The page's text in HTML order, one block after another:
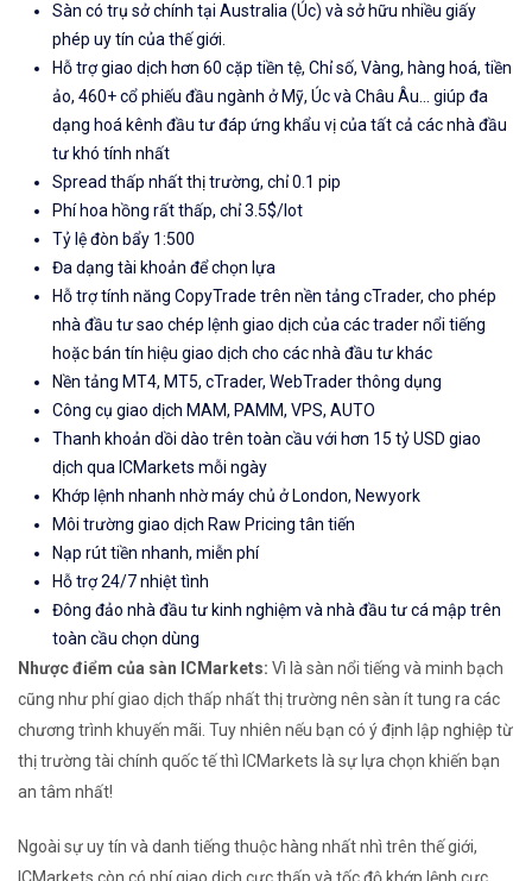
Sàn có trụ sở chính tại Australia (Úc) và sở hữu nhiều giấy
phép uy tín của thế giới.
Hỗ trợ giao dịch hơn 60 cặp tiền tệ, Chỉ số, Vàng, hàng hoá, tiền
ảo, 460+ cổ phiếu đầu ngành ở Mỹ, Úc và Châu Âu... giúp đa
dạng hoá kênh đầu tư đáp ứng khẩu vị của tất cả các nhà đầu
tư khó tính nhất
Spread thấp nhất thị trường, chỉ 0.1 pip
Phí hoa hồng rất thấp, chỉ 3.5$/lot
Tỷ lệ đòn bẩy 1:500
Đa dạng tài khoản để chọn lựa
Hỗ trợ tính năng CopyTrade trên nền tảng cTrader, cho phép
nhà đầu tư sao chép lệnh giao dịch của các trader nổi tiếng
hoặc bán tín hiệu giao dịch cho các nhà đầu tư khác
Nền tảng MT4, MT5, cTrader, WebTrader thông dụng
Công cụ giao dịch MAM, PAMM, VPS, AUTO
Thanh khoản dồi dào trên toàn cầu với hơn 15 tỷ USD giao
dịch qua ICMarkets mỗi ngày
Khớp lệnh nhanh nhờ máy chủ ở London, Newyork
Môi trường giao dịch Raw Pricing tân tiến
Nạp rút tiền nhanh, miễn phí
Hỗ trợ 24/7 nhiệt tình
Đông đảo nhà đầu tư kinh nghiệm và nhà đầu tư cá mập trên
toàn cầu chọn dùng
Nhược điểm của sàn ICMarkets: Vì là sàn nổi tiếng và minh bạch
cũng như phí giao dịch thấp nhất thị trường nên sàn ít tung ra các
chương trình khuyến mãi. Tuy nhiên nếu bạn có ý định lập nghiệp từ
thị trường tài chính quốc tế thì ICMarkets là sự lựa chọn khiến bạn
an tâm nhất!
Ngoài sự uy tín và danh tiếng thuộc hàng nhất nhì trên thế giới,